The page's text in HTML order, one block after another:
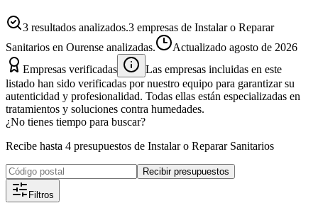
3 resultados analizados.3 empresas de Instalar o Reparar
Sanitarios en Ourense analizadas.
Actualizado agosto de 2026
Empresas verificadas
Las empresas incluidas en este
listado han sido verificadas por nuestro equipo para garantizar su
autenticidad y profesionalidad. Todas ellas están especializadas en
tratamientos y soluciones contra humedades.
¿No tienes tiempo para buscar?
Recibe hasta 4 presupuestos de Instalar o Reparar Sanitarios
Recibir presupuestos
Filtros